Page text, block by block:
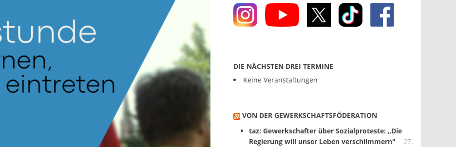
DIE NÄCHSTEN DREI TERMINE
Keine Veranstaltungen
VON DER GEWERKSCHAFTS­FÖDERATION
taz: Gewerkschafter über Sozialproteste: „Die
Regierung will unser Leben verschlimmern"
27.